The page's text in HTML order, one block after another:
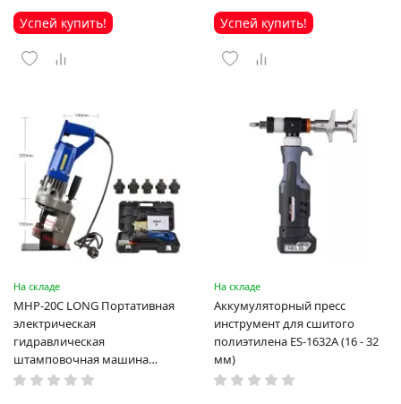
Успей купить!
На складе
MHP-20C LONG Портативная
электрическая
гидравлическая
штамповочная машина
высокая мощность и мощный
Успей купить!
На складе
Аккумуляторный пресс
инструмент для сшитого
полиэтилена ES-1632A (16 - 32
мм)